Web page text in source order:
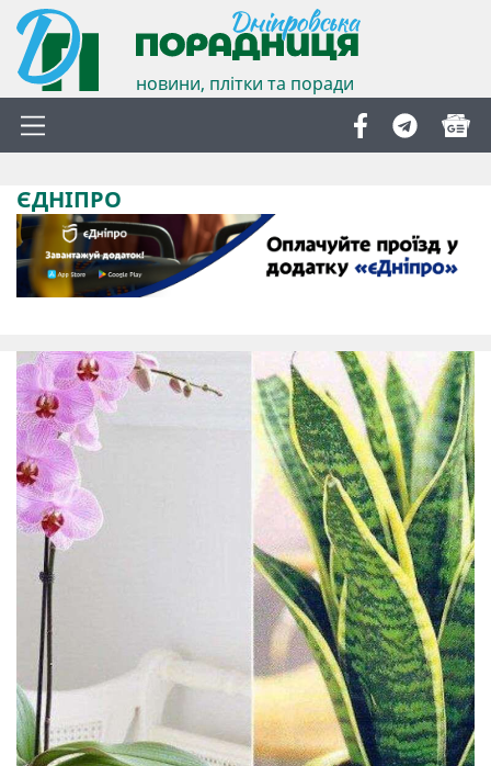
новини, плітки та поради
ЄДНІПРО